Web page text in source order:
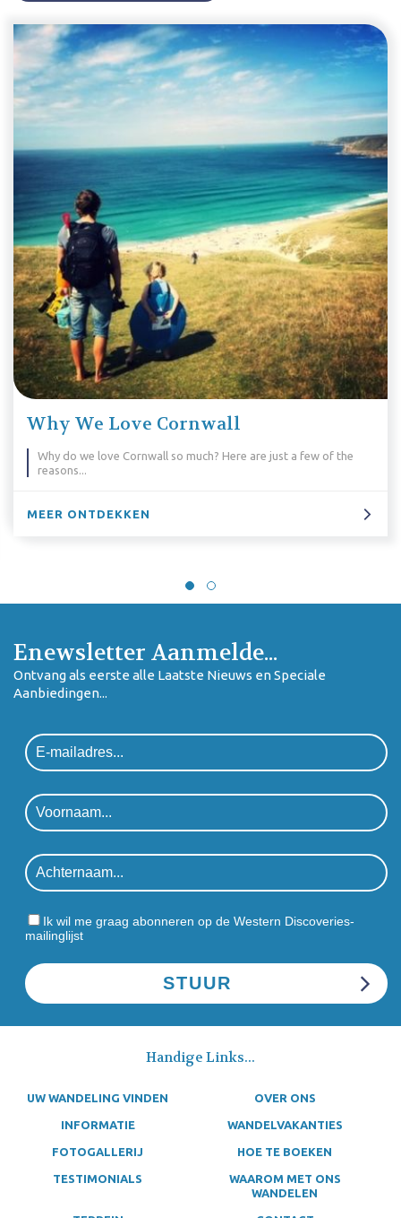
Why We Love Cornwall
Why do we love Cornwall so much? Here are just a few of the
reasons...
MEER ONTDEKKEN
Enewsletter Aanmelde...
Ontvang als eerste alle Laatste Nieuws en Speciale
Aanbiedingen...
Ik wil me graag abonneren op de Western Discoveries-
mailinglijst
Handige Links...
UW WANDELING VINDEN OVER ONS
INFORMATIE WANDELVAKANTIES
FOTOGALLERIJ HOE TE BOEKEN
TESTIMONIALS
WAAROM MET ONS
WANDELEN